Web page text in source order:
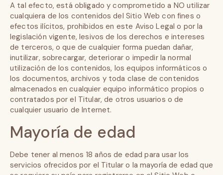
A tal efecto, está obligado y comprometido a NO utilizar
cualquiera de los contenidos del Sitio Web con fines o
efectos ilícitos, prohibidos en este Aviso Legal o por la
legislación vigente, lesivos de los derechos e intereses
de terceros, o que de cualquier forma puedan dañar,
inutilizar, sobrecargar, deteriorar o impedir la normal
utilización de los contenidos, los equipos informáticos o
los documentos, archivos y toda clase de contenidos
almacenados en cualquier equipo informático propios o
contratados por el Titular, de otros usuarios o de
cualquier usuario de Internet.
Mayoría de edad
Debe tener al menos 18 años de edad para usar los
servicios ofrecidos por el Titular o la mayoría de edad que